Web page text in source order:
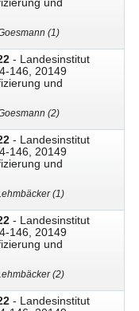
(1)
- Landesinstitut
146, 20149
und
(2)
- Landesinstitut
146, 20149
und
(1)
- Landesinstitut
146, 20149
und
(2)
- Landesinstitut